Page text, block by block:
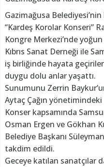
Gazimağusa
“Kardeş Korolar Konseri”
Kongre Merkezi’nde
Kıbrıs Sanat Derneği ile
iş birliğinde hayata
duygu dolu anlar yaşattı.
Sunumunu Zerrin
Aytaç Çağın yönetimindeki
Konser kapsamında
Osman Ergen ve Gökhan
Belediye Başkanı
takdim edildi.
Geceye katılan sanatçılar